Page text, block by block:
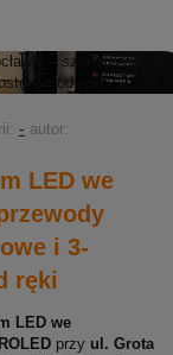
- autor:
LED we
i 3-
ręki
LED we
przy ul. Grota